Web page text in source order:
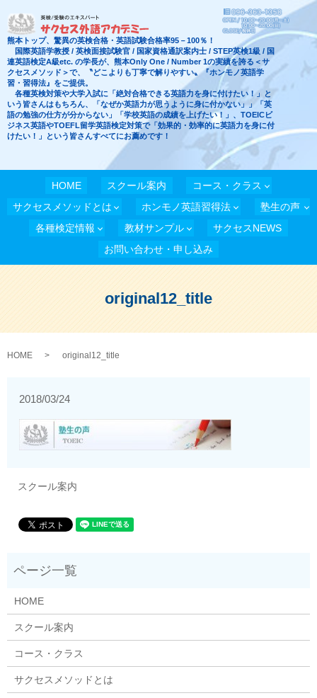
熊本トップ、驚異の英検合格・英語試験合格率95－100％！
国際英語学教授 / 英検面接試験官 / 国家資格通訳案内士 / STEP英検1級 / 国
連英語検定A級etc. の学長が、熊本Only One / Number 1の実績を誇る＜サ
クセスメソッド＞で、〝どこよりも丁寧で解りやすい〟『ホンモノ英語学
習・習得法』をご提供。
各種英検対策や大学入試に「絶対合格できる英語力を身に付けたい！」と
いう皆さんはもちろん、「なぜか英語力が思うように身に付かない」」「英
語の勉強の仕方が分からない」「学校英語の成績を上げたい！」、TOEICビ
ジネス英語やTOEFL留学英語検定対策で「効果的・効率的に英語力を身に付
けたい！」という皆さんすべてにお薦めです！
HOME スクール案内
コース・クラス
サクセスメソッドとは
ホンモノ英語習得法
塾生の声
各種検定情報
教材サンプル
サクセスNEWS
お問い合わせ・申し込み
original12_title
HOME original12_title
2018/03/24
スクール案内
HOME
スクール案内
コース・クラス
サクセスメソッドとは